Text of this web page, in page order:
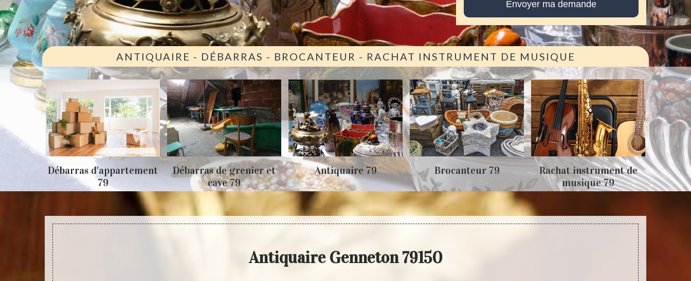
ANTIQUAIRE - DÉBARRAS - BROCANTEUR - RACHAT INSTRUMENT DE MUSIQUE
Débarras d'appartement
79
Débarras de grenier et
cave 79
Antiquaire 79 Brocanteur 79
Rachat instrument de
musique 79
Antiquaire Genneton 79150